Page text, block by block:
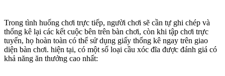
Trong tình huống chơi trực tiếp, người chơi sẽ cần tự ghi chép và
thống kê lại các kết cuộc bên trên bàn chơi, còn khi tập chơi trực
tuyến, họ hoàn toàn có thể sử dụng giấy thống kê ngay trên giao
diện bàn chơi. hiện tại, có một số loại cầu xóc đĩa được đánh giá có
khả năng ăn thưởng cao nhất: